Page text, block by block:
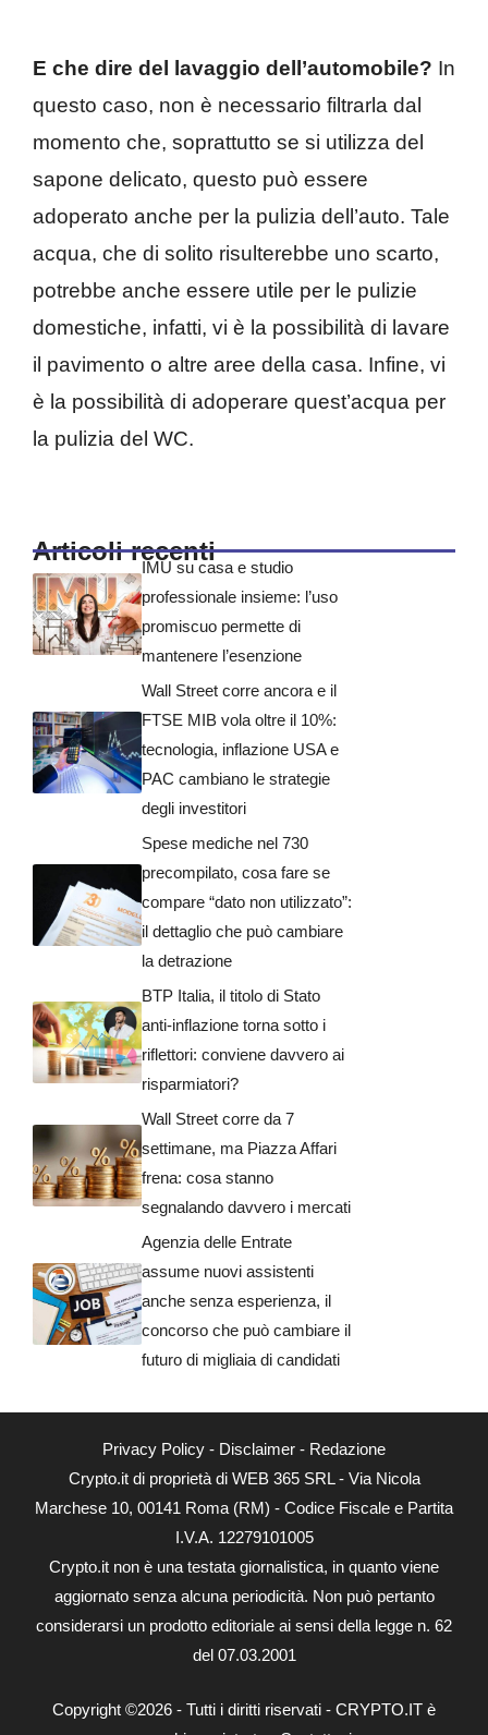
E che dire del lavaggio dell’automobile? In
questo caso, non è necessario filtrarla dal
momento che, soprattutto se si utilizza del
sapone delicato, questo può essere
adoperato anche per la pulizia dell’auto. Tale
acqua, che di solito risulterebbe uno scarto,
potrebbe anche essere utile per le pulizie
domestiche, infatti, vi è la possibilità di lavare
il pavimento o altre aree della casa. Infine, vi
è la possibilità di adoperare quest’acqua per
la pulizia del WC.
Articoli recenti
IMU su casa e studio
professionale insieme: l’uso
promiscuo permette di
mantenere l’esenzione
Wall Street corre ancora e il
FTSE MIB vola oltre il 10%:
tecnologia, inflazione USA e
PAC cambiano le strategie
degli investitori
Spese mediche nel 730
precompilato, cosa fare se
compare “dato non utilizzato”:
il dettaglio che può cambiare
la detrazione
BTP Italia, il titolo di Stato
anti-inflazione torna sotto i
riflettori: conviene davvero ai
risparmiatori?
Wall Street corre da 7
settimane, ma Piazza Affari
frena: cosa stanno
segnalando davvero i mercati
Agenzia delle Entrate
assume nuovi assistenti
anche senza esperienza, il
concorso che può cambiare il
futuro di migliaia di candidati
Privacy Policy - Disclaimer - Redazione
Crypto.it di proprietà di WEB 365 SRL - Via Nicola
Marchese 10, 00141 Roma (RM) - Codice Fiscale e Partita
I.V.A. 12279101005
Crypto.it non è una testata giornalistica, in quanto viene
aggiornato senza alcuna periodicità. Non può pertanto
considerarsi un prodotto editoriale ai sensi della legge n. 62
del 07.03.2001
Copyright ©2026 - Tutti i diritti riservati - CRYPTO.IT è